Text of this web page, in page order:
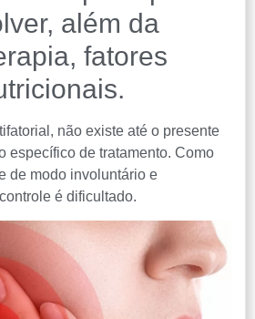
além da
fatores
não existe até o presente
específico de tratamento. Como
de modo involuntário e
é dificultado.